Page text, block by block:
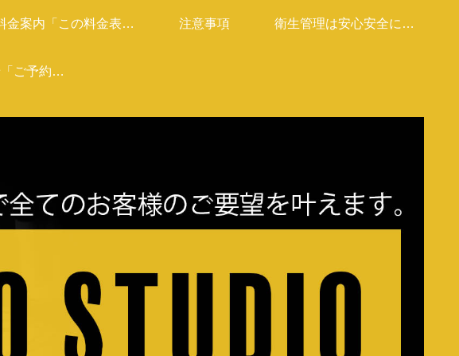
金案内「この料金表は
あくまで目安です」
注意事項 衛生管理は安心安全に取
ご予約ま
話またメ